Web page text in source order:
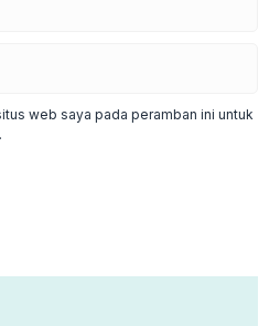
web saya pada peramban ini untuk